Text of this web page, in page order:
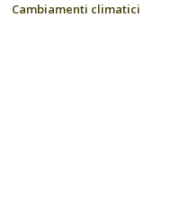
Cambiamenti climatici